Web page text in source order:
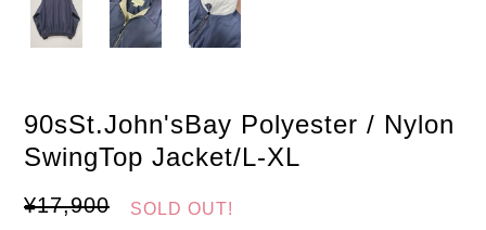
90sSt.John'sBay Polyester / Nylon
SwingTop Jacket/L-XL
¥17,900 SOLD OUT!